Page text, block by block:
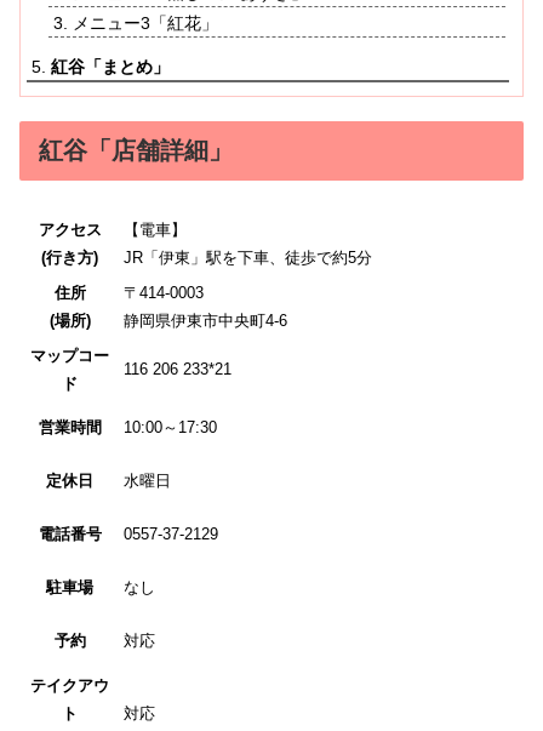
メニュー3「紅花」
紅谷「まとめ」
紅谷「店舗詳細」
アクセス
(行き方)
【電車】
JR「伊東」駅を下車、徒歩で約5分
住所
(場所)
〒414-0003
静岡県伊東市中央町4-6
マップコー
ド
116 206 233*21
営業時間 10:00～17:30
定休日 水曜日
電話番号 0557-37-2129
駐車場 なし
予約 対応
テイクアウ
ト
対応